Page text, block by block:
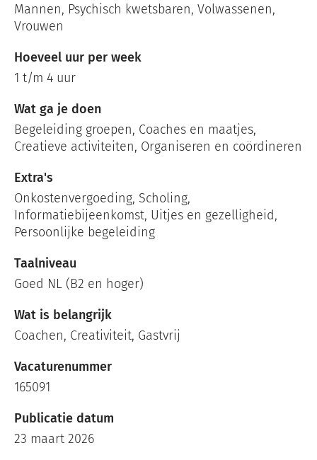
Mannen, Psychisch kwetsbaren, Volwassenen,
Vrouwen
Hoeveel uur per week
1 t/m 4 uur
Wat ga je doen
Begeleiding groepen, Coaches en maatjes,
Creatieve activiteiten, Organiseren en coördineren
Extra's
Onkostenvergoeding, Scholing,
Informatiebijeenkomst, Uitjes en gezelligheid,
Persoonlijke begeleiding
Taalniveau
Goed NL (B2 en hoger)
Wat is belangrijk
Coachen, Creativiteit, Gastvrij
Vacaturenummer
165091
Publicatie datum
23 maart 2026